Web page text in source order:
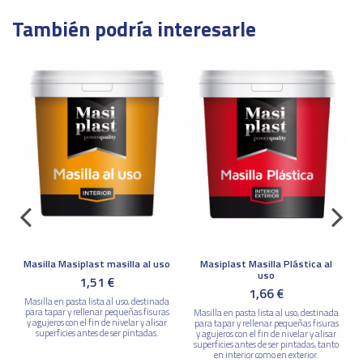
También podría interesarle
Masilla Masiplast masilla al uso
1,51 €
Masilla en pasta lista al uso, destinada
para tapar y rellenar pequeñas fisuras
y agujeros con el fin de nivelar y alisar
superficies antes de ser pintadas.
Masiplast Masilla Plástica al
uso
1,66 €
Masilla en pasta lista al uso, destinada
para tapar y rellenar pequeñas fisuras
y agujeros con el fin de nivelar y alisar
superficies antes de ser pintadas, tanto
en interior como en exterior.